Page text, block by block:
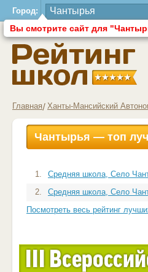
Город:
Вы смотрите сайт для
Главная Ханты-Мансийский
Чантырья — топ
1.
Средняя школа, Село
2.
Средняя школа, Село
Посмотреть весь рейтинг